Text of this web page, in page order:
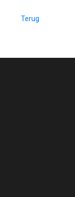
Terug